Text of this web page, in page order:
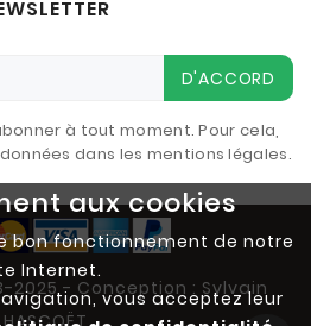
aux cookies
bon fonctionnement de notre
Internet.
vous acceptez leur
D'ACCORD
à tout moment. Pour cela,
dans les mentions légales.
2025 - Conception : Sylvain